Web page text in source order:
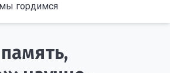
гордимся